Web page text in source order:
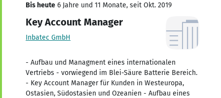
Bis heute 6 Jahre und 11 Monate, seit Okt. 2019
Key Account Manager
Inbatec GmbH
- Aufbau und Managment eines internationalen
Vertriebs - vorwiegend im Blei-Säure Batterie Bereich.
- Key Account Manager für Kunden in Westeuropa,
Ostasien, Südostasien und Ozeanien - Aufbau eines